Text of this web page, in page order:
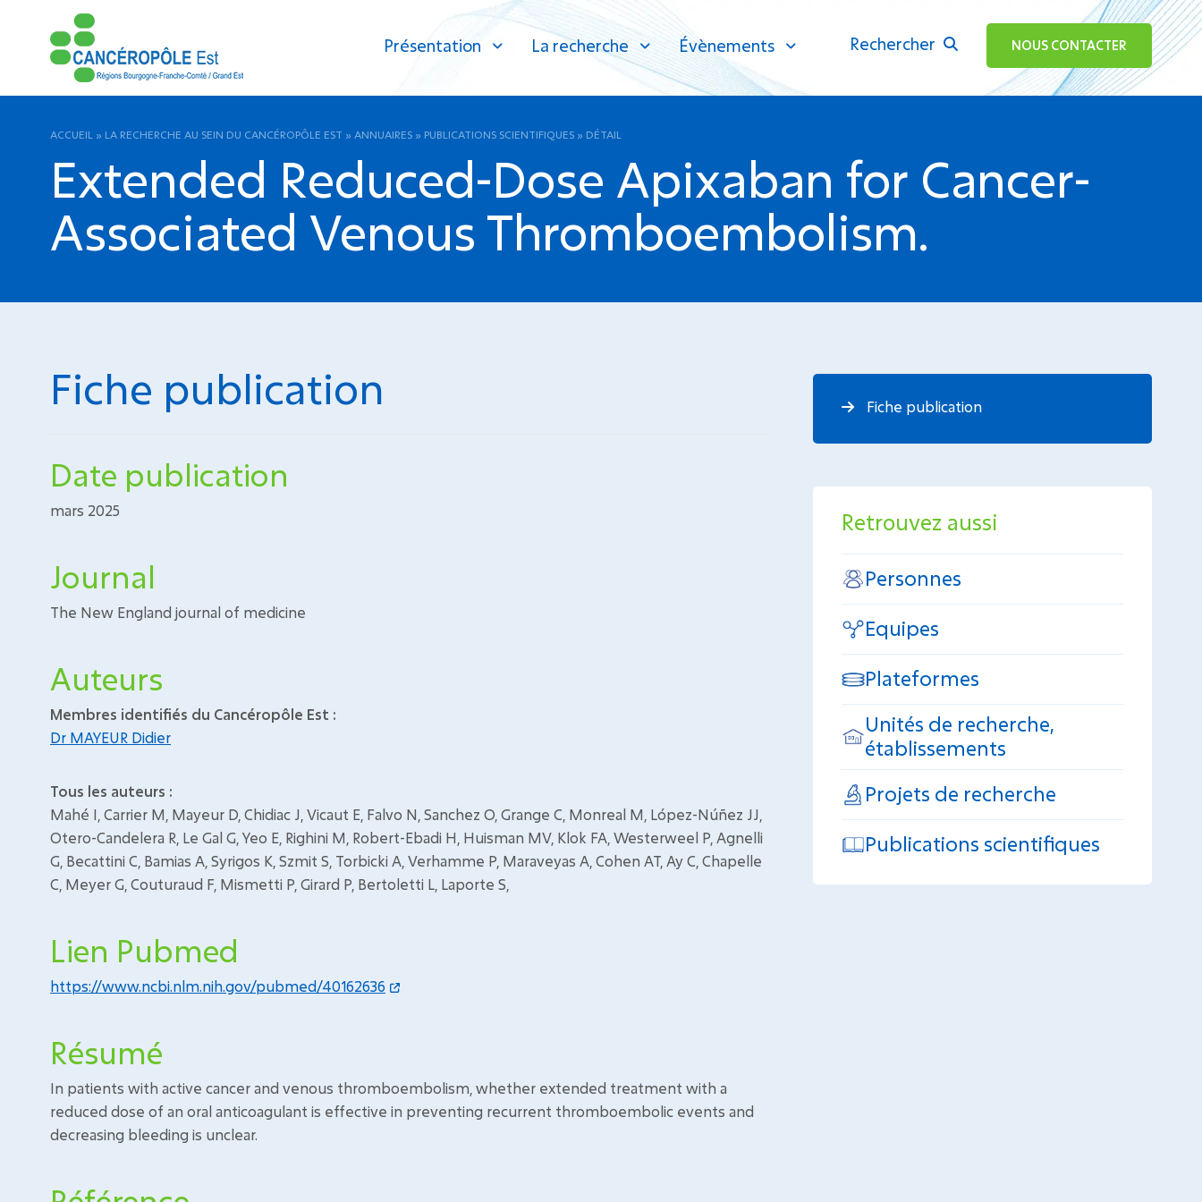
Présentation La recherche Évènements Rechercher
ok NOUS CONTACTER
ACCUEIL » LA RECHERCHE AU SEIN DU CANCÉROPÔLE EST » ANNUAIRES » PUBLICATIONS SCIENTIFIQUES » DÉTAIL
Extended Reduced-Dose Apixaban for Cancer-
Associated Venous Thromboembolism.
Fiche publication
Date publication
mars 2025
Journal
The New England journal of medicine
Auteurs
Membres identifiés du Cancéropôle Est :
Dr MAYEUR Didier
Tous les auteurs :
Mahé I, Carrier M, Mayeur D, Chidiac J, Vicaut E, Falvo N, Sanchez O, Grange C, Monreal M, López-Núñez JJ,
Otero-Candelera R, Le Gal G, Yeo E, Righini M, Robert-Ebadi H, Huisman MV, Klok FA, Westerweel P, Agnelli
G, Becattini C, Bamias A, Syrigos K, Szmit S, Torbicki A, Verhamme P, Maraveyas A, Cohen AT, Ay C, Chapelle
C, Meyer G, Couturaud F, Mismetti P, Girard P, Bertoletti L, Laporte S,
Lien Pubmed
https://www.ncbi.nlm.nih.gov/pubmed/40162636
Résumé
In patients with active cancer and venous thromboembolism, whether extended treatment with a
reduced dose of an oral anticoagulant is effective in preventing recurrent thromboembolic events and
decreasing bleeding is unclear.
Fiche publication
Retrouvez aussi
Personnes
Equipes
Plateformes
Unités de recherche,
établissements
Projets de recherche
Publications scientifiques